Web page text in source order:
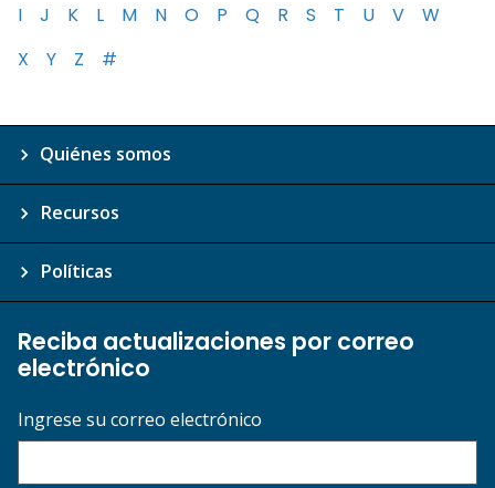
I
J K L M N O P Q R S T U V
W
X
Y Z #
Quiénes somos
Recursos
Políticas
Reciba actualizaciones por correo
electrónico
Ingrese su correo electrónico